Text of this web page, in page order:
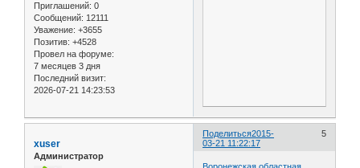
Приглашений: 0
Сообщений: 12111
Уважение: +3655
Позитив: +4528
Провел на форуме:
7 месяцев 3 дня
Последний визит:
2026-07-21 14:23:53
Поделиться 5
2015-
03-21 11:22:17
xuser
Администратор